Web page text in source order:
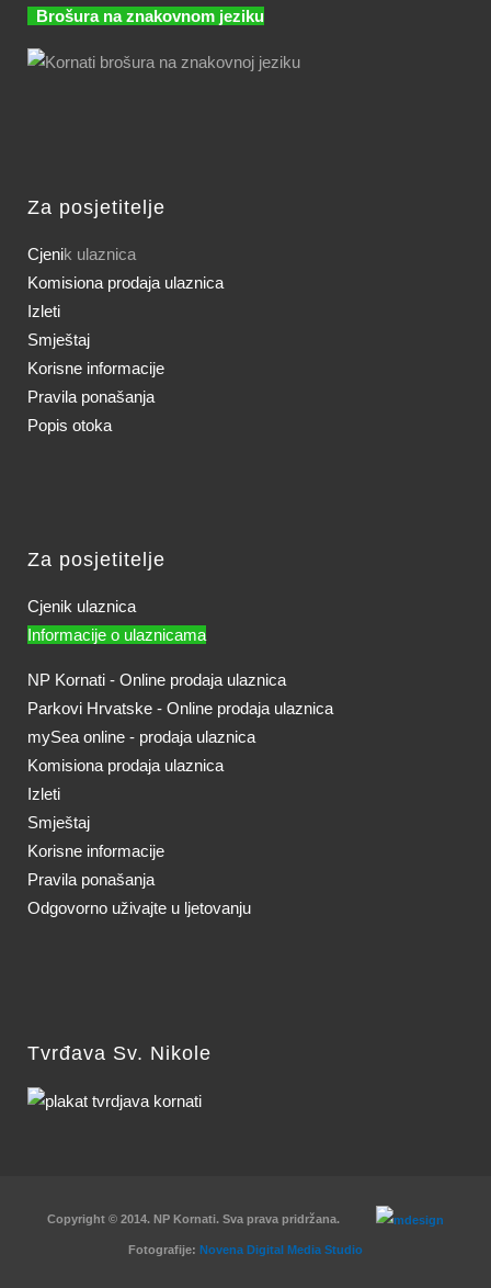
Brošura na znakovnom jeziku
Za posjetitelje
Cjenik ulaznica
Komisiona prodaja ulaznica
Izleti
Smještaj
Korisne informacije
Pravila ponašanja
Popis otoka
Za posjetitelje
Cjenik ulaznica
Informacije o ulaznicama
NP Kornati - Online prodaja ulaznica
Parkovi Hrvatske - Online prodaja ulaznica
mySea online - prodaja ulaznica
Komisiona prodaja ulaznica
Izleti
Smještaj
Korisne informacije
Pravila ponašanja
Odgovorno uživajte u ljetovanju
Tvrđava Sv. Nikole
Copyright © 2014. NP Kornati. Sva prava pridržana.
Fotografije: Novena Digital Media Studio